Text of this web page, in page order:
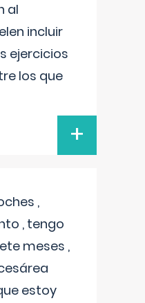
al
incluir
ejercicios
los que
+
,
, tengo
meses ,
estoy